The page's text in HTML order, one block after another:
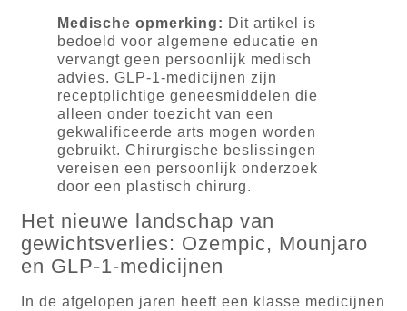
Medische opmerking: Dit artikel is
bedoeld voor algemene educatie en
vervangt geen persoonlijk medisch
advies. GLP-1-medicijnen zijn
receptplichtige geneesmiddelen die
alleen onder toezicht van een
gekwalificeerde arts mogen worden
gebruikt. Chirurgische beslissingen
vereisen een persoonlijk onderzoek
door een plastisch chirurg.
Het nieuwe landschap van
gewichtsverlies: Ozempic, Mounjaro
en GLP-1-medicijnen
In de afgelopen jaren heeft een klasse medicijnen